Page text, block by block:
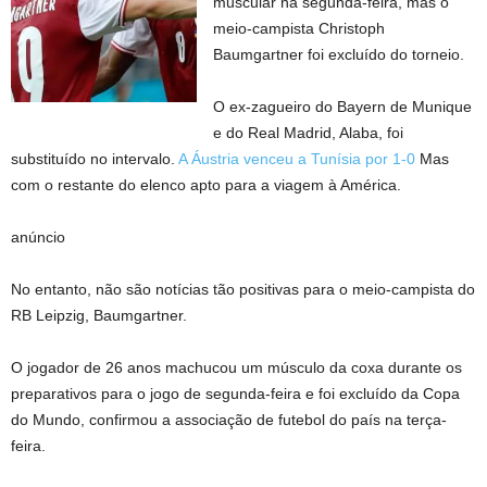
meio-campista Christoph
Baumgartner foi excluído do torneio.
O ex-zagueiro do Bayern de Munique
e do Real Madrid, Alaba, foi
substituído no intervalo. A Áustria venceu a Tunísia por 1-0 Mas
com o restante do elenco apto para a viagem à América.
anúncio
No entanto, não são notícias tão positivas para o meio-campista do
RB Leipzig, Baumgartner.
O jogador de 26 anos machucou um músculo da coxa durante os
preparativos para o jogo de segunda-feira e foi excluído da Copa
do Mundo, confirmou a associação de futebol do país na terça-
feira.